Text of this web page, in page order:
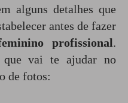
alguns detalhes que
antes de fazer
profissional.
que vai te ajudar no
de fotos: